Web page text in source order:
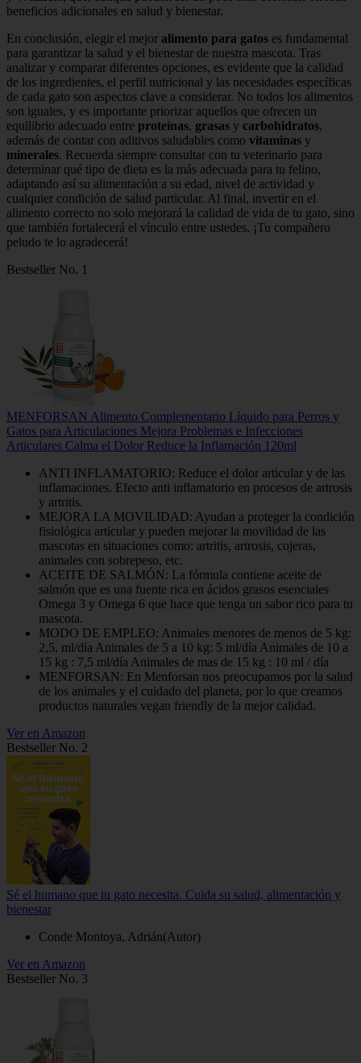
beneficios adicionales en salud y bienestar.
En conclusión, elegir el mejor alimento para gatos es fundamental
para garantizar la salud y el bienestar de nuestra mascota. Tras
analizar y comparar diferentes opciones, es evidente que la calidad
de los ingredientes, el perfil nutricional y las necesidades específicas
de cada gato son aspectos clave a considerar. No todos los alimentos
son iguales, y es importante priorizar aquellos que ofrecen un
equilibrio adecuado entre proteínas, grasas y carbohidratos,
además de contar con aditivos saludables como vitaminas y
minerales. Recuerda siempre consultar con tu veterinario para
determinar qué tipo de dieta es la más adecuada para tu felino,
adaptando así su alimentación a su edad, nivel de actividad y
cualquier condición de salud particular. Al final, invertir en el
alimento correcto no solo mejorará la calidad de vida de tu gato, sino
que también fortalecerá el vínculo entre ustedes. ¡Tu compañero
peludo te lo agradecerá!
Bestseller No. 1
MENFORSAN Alimento Complementario Líquido para Perros y
Gatos para Articulaciones Mejora Problemas e Infecciones
Articulares Calma el Dolor Reduce la Inflamación 120ml
ANTI INFLAMATORIO: Reduce el dolor articular y de las
inflamaciones. Efecto anti inflamatorio en procesos de artrosis
y artritis.
MEJORA LA MOVILIDAD: Ayudan a proteger la condición
fisiológica articular y pueden mejorar la movilidad de las
mascotas en situaciones como: artritis, artrosis, cojeras,
animales con sobrepeso, etc.
ACEITE DE SALMÓN: La fórmula contiene aceite de
salmón que es una fuente rica en ácidos grasos esenciales
Omega 3 y Omega 6 que hace que tenga un sabor rico para tu
mascota.
MODO DE EMPLEO: Animales menores de menos de 5 kg:
2,5, ml/día Animales de 5 a 10 kg: 5 ml/día Animales de 10 a
15 kg : 7,5 ml/día Animales de mas de 15 kg : 10 ml / día
MENFORSAN: En Menforsan nos preocupamos por la salud
de los animales y el cuidado del planeta, por lo que creamos
productos naturales vegan friendly de la mejor calidad.
Ver en Amazon
Bestseller No. 2
Sé el humano que tu gato necesita. Cuida su salud, alimentación y
bienestar
Conde Montoya, Adrián(Autor)
Ver en Amazon
Bestseller No. 3